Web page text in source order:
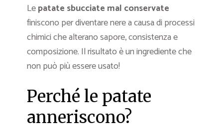
Lepatate sbucciate mal conservate
finiscono per diventare nere a causa di processi
chimici che alterano sapore, consistenza e
composizione. Il risultato è un ingrediente che
non può più essere usato!
Perché le patate
anneriscono?